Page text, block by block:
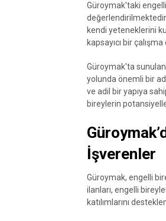
Güroymak'taki
kendi yeteneklerini
kapsayıcı bir
Güroymak'ta sunulan
yolunda önemli bir
ve adil bir yapıya
bireylerin
İşverenler
Güroymak, engelli
ilanları, engelli
katılımlarını